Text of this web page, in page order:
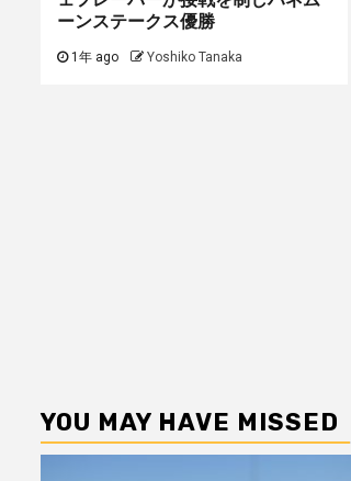
ーンステークス優勝
1年 ago Yoshiko Tanaka
YOU MAY HAVE MISSED